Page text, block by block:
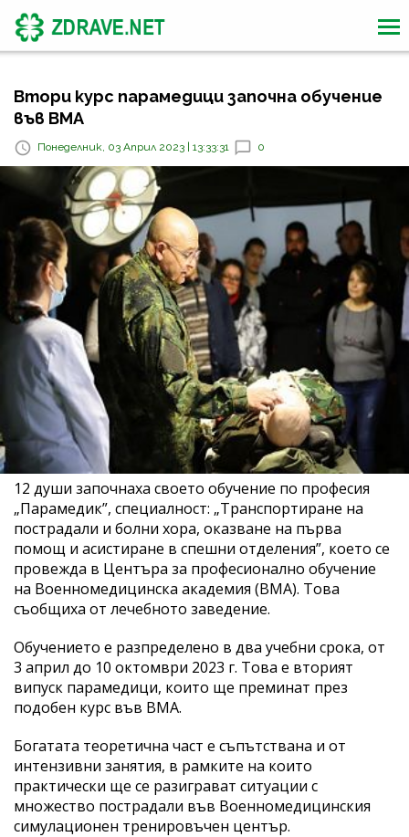
Втори курс парамедици започна обучение
във ВМА
Понеделник, 03 Април 2023 | 13:33:31 0
12 души започнаха своето обучение по професия
„Парамедик”, специалност: „Транспортиране на
пострадали и болни хора, оказване на първа
помощ и асистиране в спешни отделения”, което се
провежда в Центъра за професионално обучение
на Военномедицинска академия (ВМА). Това
съобщиха от лечебното заведение.
Обучението е разпределено в два учебни срока, от
3 април до 10 октомври 2023 г. Това е вторият
випуск парамедици, които ще преминат през
подобен курс във ВМА.
Богатата теоретична част е съпътствана и от
интензивни занятия, в рамките на които
практически ще се разиграват ситуации с
множество пострадали във Военномедицинския
симулационен тренировъчен център.